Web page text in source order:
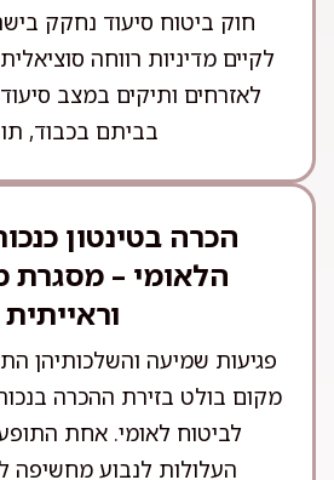
חוק ביטוח סיעוד נחקק
לקיים מדיניות רווחה
לאזרחים ותיקים במצב
בביתם בכבוד,
הכרה בטינטון
הלאומי –
וראייתית
פגיעות שמיעה והשלכותיהן
מקום בולט בזירת ההכרה
לביטוח לאומי. אחת
העלולות לנבוע מחשיפה